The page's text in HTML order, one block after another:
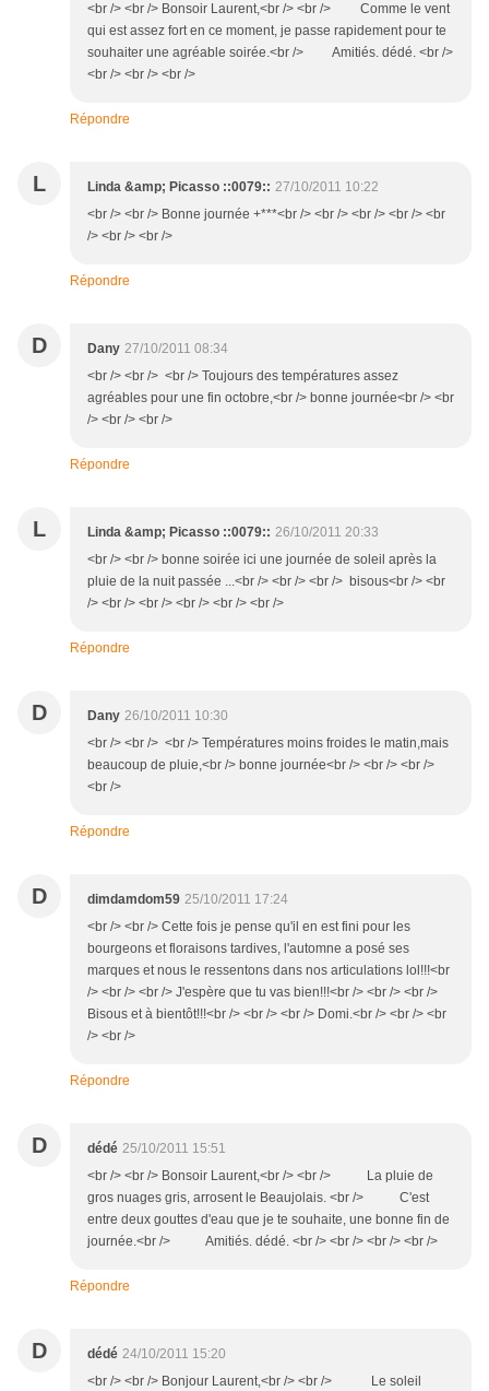
<br /> <br /> Bonsoir Laurent,<br /> <br /> Comme le vent
qui est assez fort en ce moment, je passe rapidement pour te
souhaiter une agréable soirée.<br /> Amitiés. dédé. <br />
<br /> <br /> <br />
Répondre
L Linda &amp; Picasso ::0079:: 27/10/2011 10:22
<br /> <br /> Bonne journée +***<br /> <br /> <br /> <br /> <br
/> <br /> <br />
Répondre
D Dany 27/10/2011 08:34
<br /> <br /> <br /> Toujours des températures assez
agréables pour une fin octobre,<br /> bonne journée<br /> <br
/> <br /> <br />
Répondre
L Linda &amp; Picasso ::0079:: 26/10/2011 20:33
<br /> <br /> bonne soirée ici une journée de soleil après la
pluie de la nuit passée ...<br /> <br /> <br /> bisous<br /> <br
/> <br /> <br /> <br /> <br /> <br />
Répondre
D Dany 26/10/2011 10:30
<br /> <br /> <br /> Températures moins froides le matin,mais
beaucoup de pluie,<br /> bonne journée<br /> <br /> <br />
<br />
Répondre
D dimdamdom59 25/10/2011 17:24
<br /> <br /> Cette fois je pense qu'il en est fini pour les
bourgeons et floraisons tardives, l'automne a posé ses
marques et nous le ressentons dans nos articulations lol!!!<br
/> <br /> <br /> J'espère que tu vas bien!!!<br /> <br /> <br />
Bisous et à bientôt!!!<br /> <br /> <br /> Domi.<br /> <br /> <br
/> <br />
Répondre
D dédé 25/10/2011 15:51
<br /> <br /> Bonsoir Laurent,<br /> <br /> La pluie de
gros nuages gris, arrosent le Beaujolais. <br /> C'est
entre deux gouttes d'eau que je te souhaite, une bonne fin de
journée.<br /> Amitiés. dédé. <br /> <br /> <br /> <br />
Répondre
D dédé 24/10/2011 15:20
<br /> <br /> Bonjour Laurent,<br /> <br /> Le soleil